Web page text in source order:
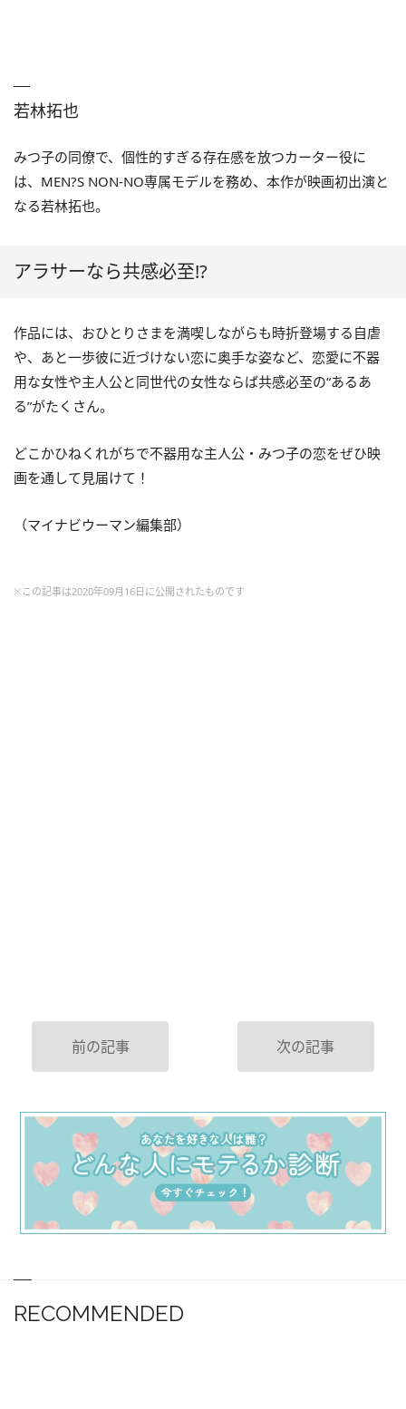
若林拓也
みつ子の同僚で、個性的すぎる存在感を放つカーター役に
は、MEN?S NON-NO専属モデルを務め、本作が映画初出演と
なる若林拓也。
アラサーなら共感必至!?
作品には、おひとりさまを満喫しながらも時折登場する自虐
や、あと一歩彼に近づけない恋に奥手な姿など、恋愛に不器
用な女性や主人公と同世代の女性ならば共感必至の“あるあ
る”がたくさん。
どこかひねくれがちで不器用な主人公・みつ子の恋をぜひ映
画を通して見届けて！
（マイナビウーマン編集部）
※この記事は2020年09月16日に公開されたものです
前の記事 次の記事
RECOMMENDED